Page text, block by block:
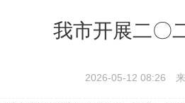
我市开展二〇
2026-05-12 08:26